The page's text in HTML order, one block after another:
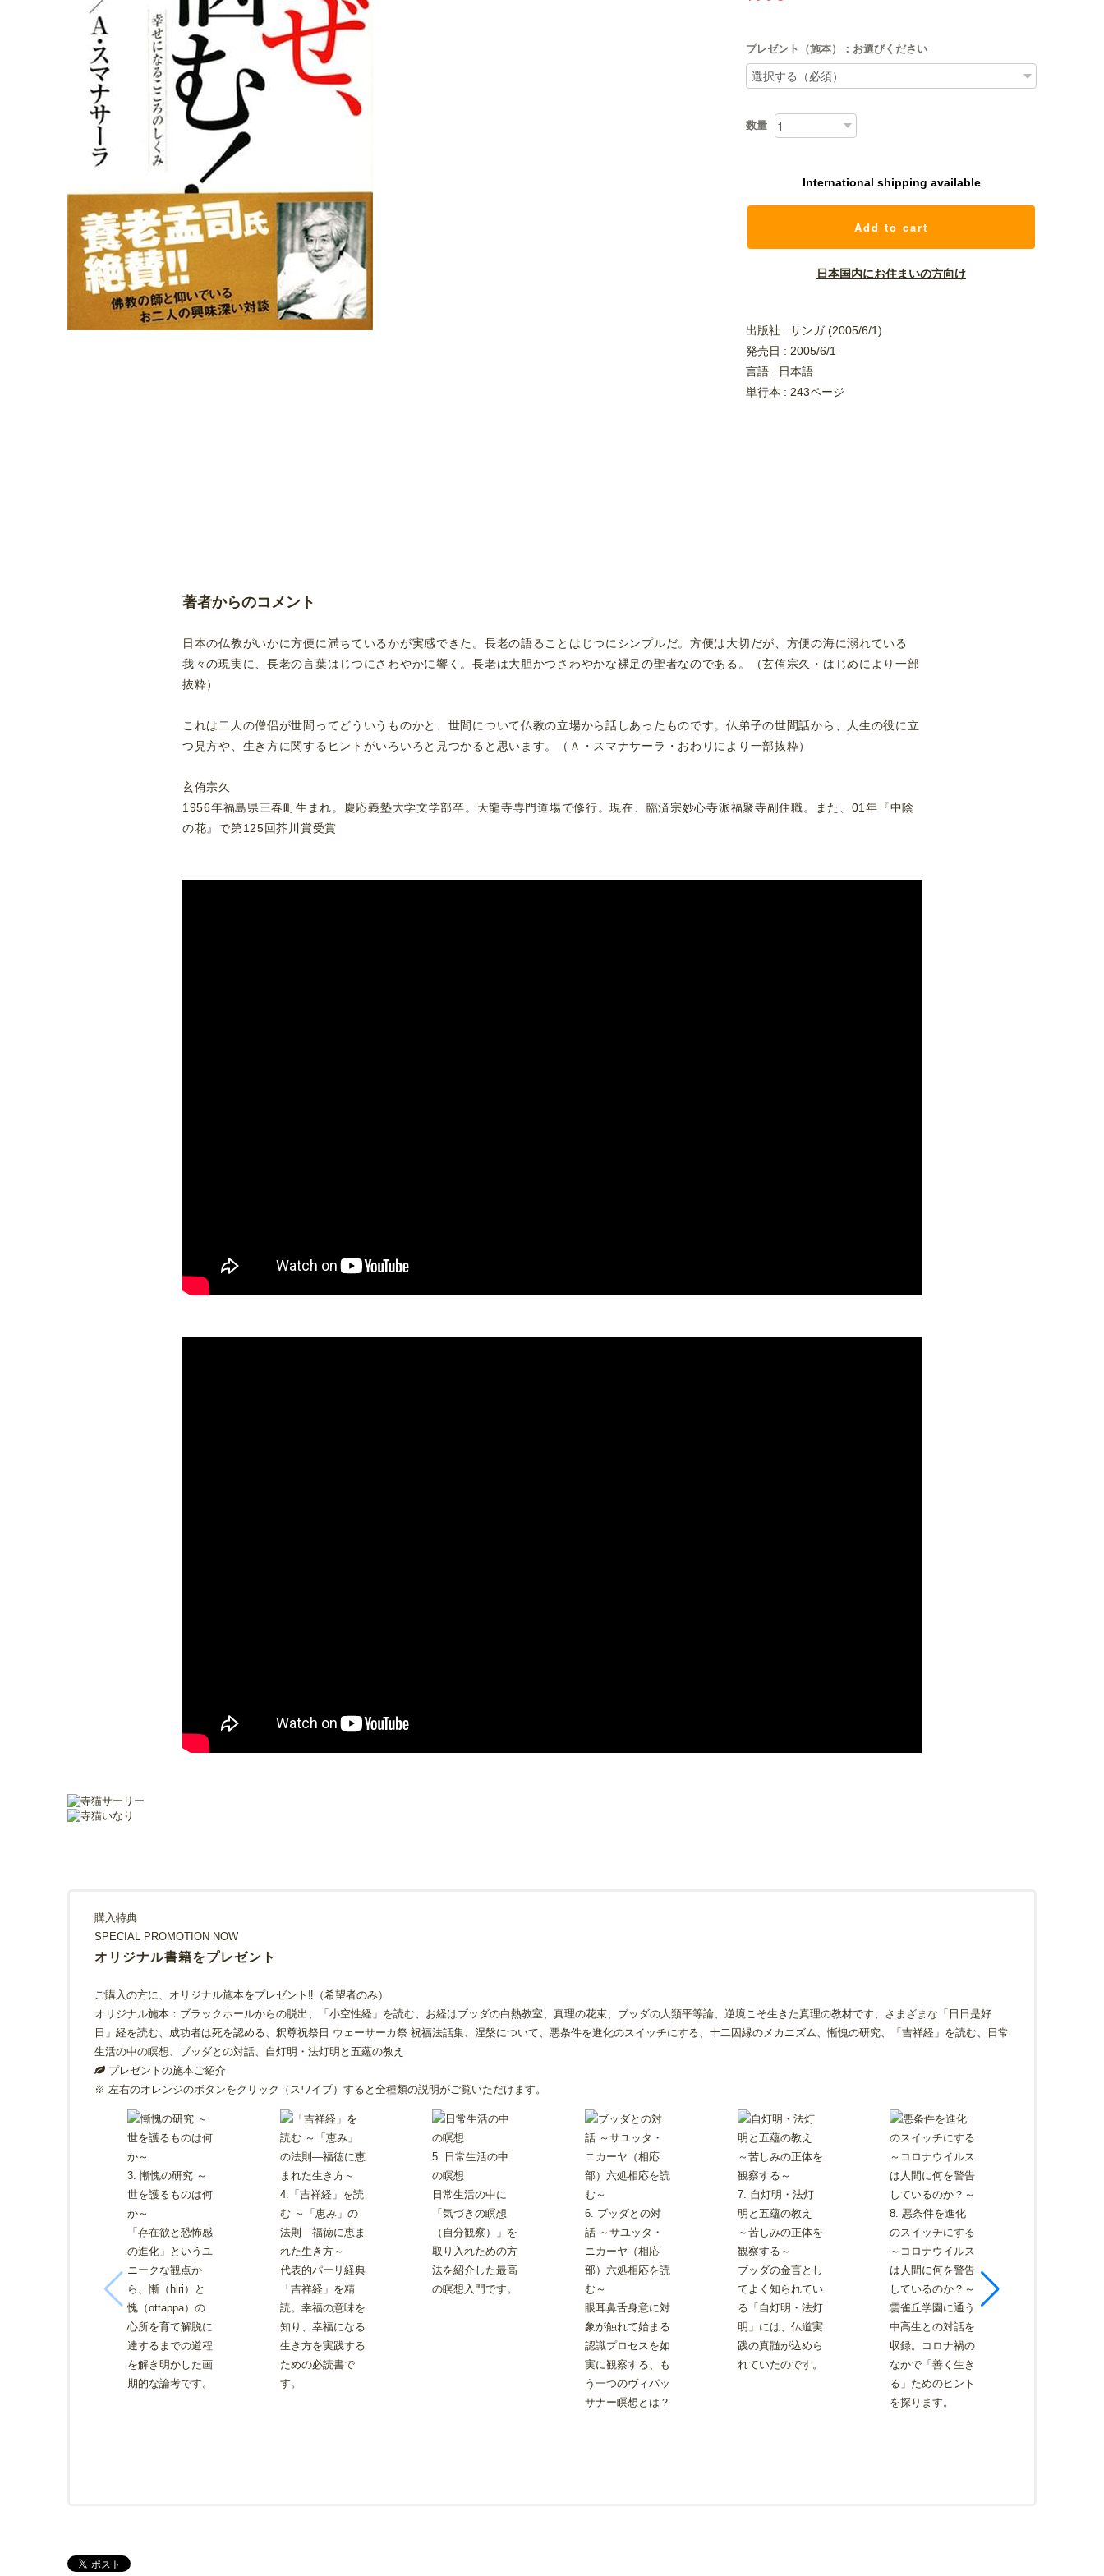
プレゼント（施本）：お選びください
数量
International shipping available
Add to cart
日本国内にお住まいの方向け
出版社 : サンガ (2005/6/1)
発売日 : 2005/6/1
言語 : 日本語
単行本 : 243ページ
著者からのコメント
日本の仏教がいかに方便に満ちているかが実感できた。長老の語ることはじつにシンプルだ。方便は大切だが、方便の海に溺れている
我々の現実に、長老の言葉はじつにさわやかに響く。長老は大胆かつさわやかな裸足の聖者なのである。（玄侑宗久・はじめにより一部
抜粋）
これは二人の僧侶が世間ってどういうものかと、世間について仏教の立場から話しあったものです。仏弟子の世間話から、人生の役に立
つ見方や、生き方に関するヒントがいろいろと見つかると思います。（Ａ・スマナサーラ・おわりにより一部抜粋）
玄侑宗久
1956年福島県三春町生まれ。慶応義塾大学文学部卒。天龍寺専門道場で修行。現在、臨済宗妙心寺派福聚寺副住職。また、01年『中陰
の花』で第125回芥川賞受賞
購入特典
SPECIAL PROMOTION NOW
オリジナル書籍をプレゼント
ご購入の方に、オリジナル施本をプレゼント‼（希望者のみ）
オリジナル施本：ブラックホールからの脱出、「小空性経」を読む、お経はブッダの白熱教室、真理の花束、ブッダの人類平等論、逆境こそ生きた真理の教材です、さまざまな「日日是好
日」経を読む、成功者は死を認める、釈尊祝祭日 ウェーサーカ祭 祝福法話集、涅槃について、悪条件を進化のスイッチにする、十二因縁のメカニズム、慚愧の研究、「吉祥経」を読む、日常
生活の中の瞑想、ブッダとの対話、自灯明・法灯明と五蘊の教え
プレゼントの施本ご紹介
※ 左右のオレンジのボタンをクリック（スワイプ）すると全種類の説明がご覧いただけます。
3. 慚愧の研究 ～
世を護るものは何
か～
「存在欲と恐怖感
の進化」というユ
ニークな観点か
ら、慚（hiri）と
愧（ottappa）の
心所を育て解脱に
達するまでの道程
を解き明かした画
期的な論考です。
4.「吉祥経」を読
む ～「恵み」の
法則―福徳に恵ま
れた生き方～
代表的パーリ経典
「吉祥経」を精
読。幸福の意味を
知り、幸福になる
生き方を実践する
ための必読書で
す。
5. 日常生活の中
の瞑想
日常生活の中に
「気づきの瞑想
（自分観察）」を
取り入れための方
法を紹介した最高
の瞑想入門です。
6. ブッダとの対
話 ～サユッタ・
ニカーヤ（相応
部）六処相応を読
む～
眼耳鼻舌身意に対
象が触れて始まる
認識プロセスを如
実に観察する、も
う一つのヴィパッ
サナー瞑想とは？
7. 自灯明・法灯
明と五蘊の教え
～苦しみの正体を
観察する～
ブッダの金言とし
てよく知られてい
る「自灯明・法灯
明」には、仏道実
践の真髄が込めら
れていたのです。
8. 悪条件を進化
のスイッチにする
～コロナウイルス
は人間に何を警告
しているのか？～
雲雀丘学園に通う
中高生との対話を
収録。コロナ禍の
なかで「善く生き
る」ためのヒント
を探ります。